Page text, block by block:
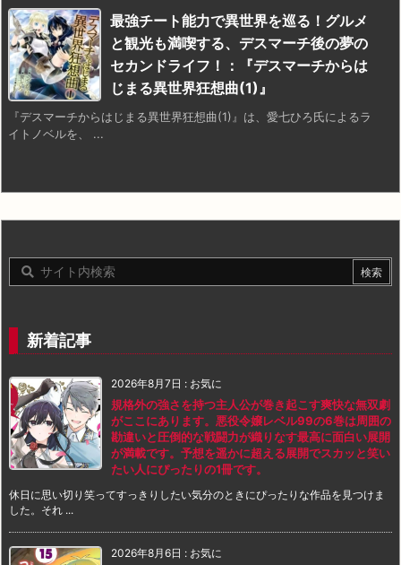
最強チート能力で異世界を巡る！グルメ
と観光も満喫する、デスマーチ後の夢の
セカンドライフ！：『デスマーチからは
じまる異世界狂想曲(1)』
『デスマーチからはじまる異世界狂想曲(1)』は、愛七ひろ氏によるラ
イトノベルを、 ...
新着記事
2026年8月7日 : お気に
規格外の強さを持つ主人公が巻き起こす爽快な無双劇
がここにあります。悪役令嬢レベル99の6巻は周囲の
勘違いと圧倒的な戦闘力が織りなす最高に面白い展開
が満載です。予想を遥かに超える展開でスカッと笑い
たい人にぴったりの1冊です。
休日に思い切り笑ってすっきりしたい気分のときにぴったりな作品を見つけま
した。それ ...
2026年8月6日 : お気に